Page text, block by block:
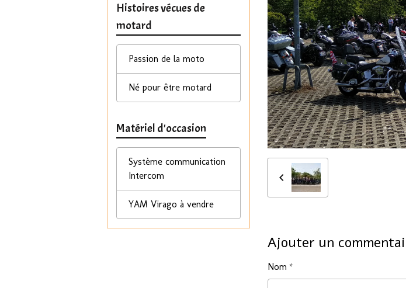
Ajouter un
Nom
Histoires vécues de
motard
Passion de la moto
Né pour être motard
Matériel d'occasion
Système communication
Intercom
YAM Virago à vendre